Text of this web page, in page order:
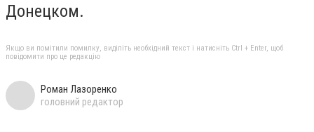
Донецком.
Якщо ви помітили помилку, виділіть необхідний текст і натисніть Ctrl + Enter, щоб
повідомити про це редакцію
Роман Лазоренко
головний редактор